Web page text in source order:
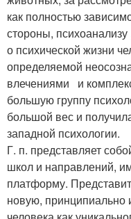
как полностью
стороны,
о психической жизни
определяемой
влечениями и
большую группу
большой вес и
западной психологии.
Г. п. представляет
школ и направлений,
платформу.
новую, принципиально